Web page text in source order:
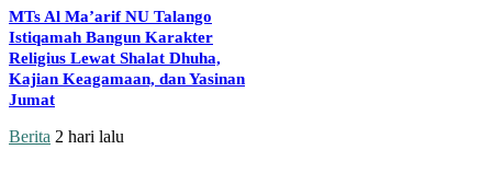
MTs Al Ma’arif NU Talango
Istiqamah Bangun Karakter
Religius Lewat Shalat Dhuha,
Kajian Keagamaan, dan Yasinan
Jumat
Berita 2 hari lalu